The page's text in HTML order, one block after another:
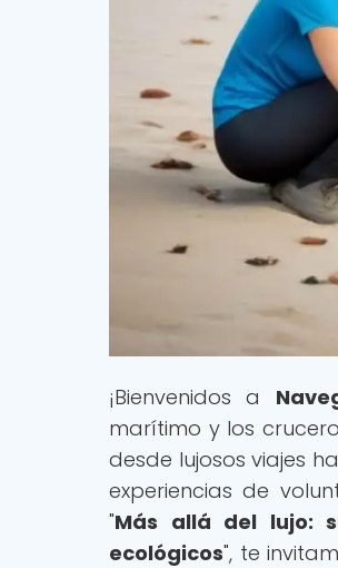
¡Bienvenidos a
marítimo y los
desde lujosos viajes
experiencias de
"Más allá del lujo:
ecológicos", te